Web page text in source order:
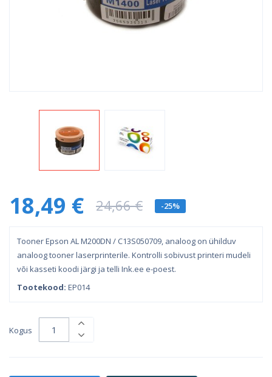
18,49 € 24,66 € -25%
Tooner Epson AL M200DN / C13S050709, analoog on ühilduv
analoog tooner laserprinterile. Kontrolli sobivust printeri mudeli
või kasseti koodi järgi ja telli Ink.ee e-poest.
Tootekood: EP014
Kogus